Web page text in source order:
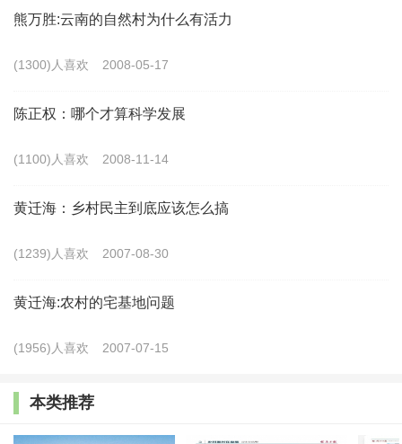
确要求强化乡村生态保护和环境治理，从而将乡村纳入能
能实现双重升级。一方面，森林、湿地等生态资源成为“可
量化、可交易”的生态资产，如浙江“两山银行”通过生态产
权”。另一方面，绿色农业、生态旅游等产业成为连接城乡
本的“生产要素”。但需警惕“生态殖民主义”的潜在风险：部
态治理的公平原则，也为中国乡村绿色发展提出了“自主转
熊万胜:云南的自然村为什么有活力
(1300)人喜欢 2008-05-17
陈正权：哪个才算科学发展
(1100)人喜欢 2008-11-14
黄迁海：乡村民主到底应该怎么搞
(1239)人喜欢 2007-08-30
黄迁海:农村的宅基地问题
(1956)人喜欢 2007-07-15
本类推荐